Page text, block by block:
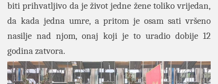
biti prihvatljivo da je život jedne žene toliko vrijedan,
da kada jedna umre, a pritom je osam sati vršeno
nasilje nad njom, onaj koji je to uradio dobije 12
godina zatvora.